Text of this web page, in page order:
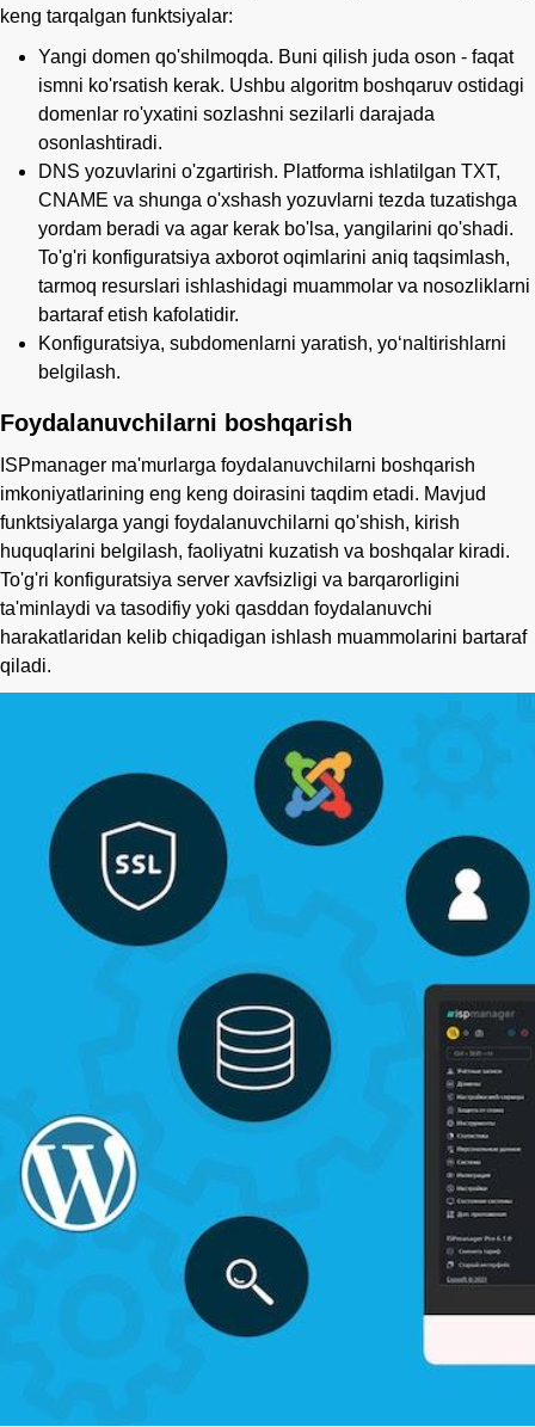
keng tarqalgan funktsiyalar:
Yangi domen qo'shilmoqda. Buni qilish juda oson - faqat
ismni ko'rsatish kerak. Ushbu algoritm boshqaruv ostidagi
domenlar ro'yxatini sozlashni sezilarli darajada
osonlashtiradi.
DNS yozuvlarini o'zgartirish. Platforma ishlatilgan TXT,
CNAME va shunga o'xshash yozuvlarni tezda tuzatishga
yordam beradi va agar kerak bo'lsa, yangilarini qo'shadi.
To'g'ri konfiguratsiya axborot oqimlarini aniq taqsimlash,
tarmoq resurslari ishlashidagi muammolar va nosozliklarni
bartaraf etish kafolatidir.
Konfiguratsiya, subdomenlarni yaratish, yoʻnaltirishlarni
belgilash.
Foydalanuvchilarni boshqarish
ISPmanager ma'murlarga foydalanuvchilarni boshqarish
imkoniyatlarining eng keng doirasini taqdim etadi. Mavjud
funktsiyalarga yangi foydalanuvchilarni qo'shish, kirish
huquqlarini belgilash, faoliyatni kuzatish va boshqalar kiradi.
To'g'ri konfiguratsiya server xavfsizligi va barqarorligini
ta'minlaydi va tasodifiy yoki qasddan foydalanuvchi
harakatlaridan kelib chiqadigan ishlash muammolarini bartaraf
qiladi.